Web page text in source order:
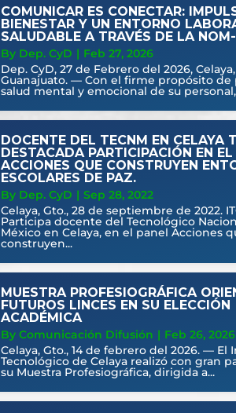
COMUNICAR ES CONECTAR:
BIENESTAR Y UN ENTORNO
SALUDABLE A TRAVÉS DE LA
By Dep. CyD | Feb 27, 2026
Dep. CyD, 27 de Febrero del 2026, Celaya,
Guanajuato. — Con el firme propósito de
salud mental y emocional de su personal,
DOCENTE DEL TECNM EN CELAYA
DESTACADA PARTICIPACIÓN EN EL
ACCIONES QUE CONSTRUYEN
ESCOLARES DE PAZ.
By Dep. CyD | Sep 28, 2022
Celaya, Gto., 28 de septiembre de 2022.
Participa docente del Tecnológico
México en Celaya, en el panel Acciones
construyen...
MUESTRA PROFESIOGRÁFICA
FUTUROS LINCES EN SU ELECCIÓN
ACADÉMICA
By Comunicación Difusión | Feb 26, 2026
Celaya, Gto., 14 de febrero del 2026. — El
Tecnológico de Celaya realizó con gran
su Muestra Profesiográfica, dirigida a...